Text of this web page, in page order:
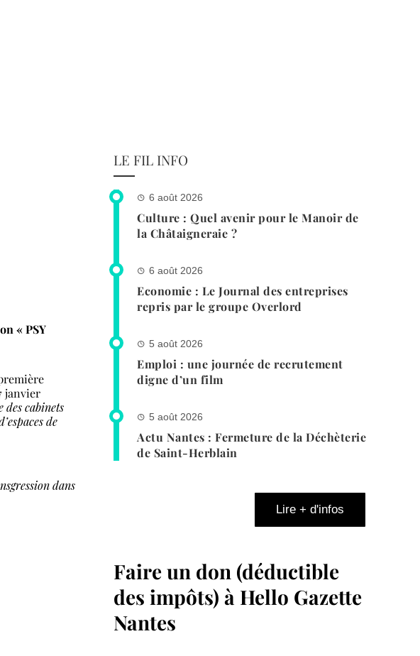
« PSY
janvier
cabinets
de
dans
LE FIL INFO
6 août 2026
Culture : Quel avenir pour le Manoir de
la Châtaigneraie ?
6 août 2026
Economie : Le Journal des entreprises
repris par le groupe Overlord
5 août 2026
Emploi : une journée de recrutement
digne d’un film
5 août 2026
Actu Nantes : Fermeture de la Déchèterie
de Saint-Herblain
Lire + d'infos
Faire un don (déductible
des impôts) à Hello Gazette
Nantes